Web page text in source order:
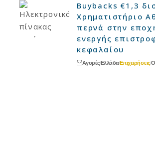
Buybacks €1,3
Χρηματιστήριο
περνά στην
ενεργής
κεφαλαίου
ΑγορέςΕλλάδαΕπιχειρήσεις